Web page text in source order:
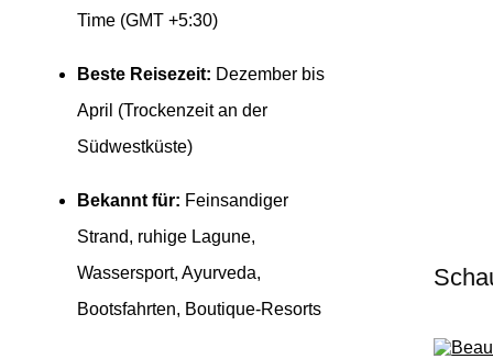
Time (GMT +5:30)
Beste Reisezeit: Dezember bis
April (Trockenzeit an der
Südwestküste)
Bekannt für: Feinsandiger
Strand, ruhige Lagune,
Wassersport, Ayurveda,
Bootsfahrten, Boutique-Resorts